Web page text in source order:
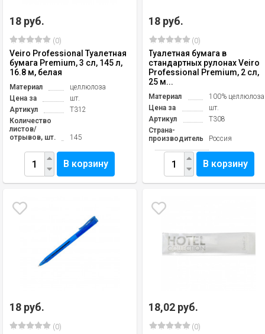
18 руб.
(0)
Veiro Professional Туалетная
бумага Premium, 3 сл, 145 л,
16.8 м, белая
Материал
целлюлоза
Цена за
шт.
Артикул
Т312
Количество
листов/
отрывов, шт.
145
В корзину
18 руб.
(0)
Туалетная бумага в
стандартных рулонах Veiro
Professional Premium, 2 сл,
25 м...
Материал
100% целлюлоза
Цена за
шт.
Артикул
T308
Страна-
производитель
Россия
В корзину
18 руб.
(0)
18,02 руб.
(0)